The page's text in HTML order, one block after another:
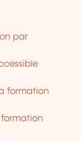
par
formation
formation